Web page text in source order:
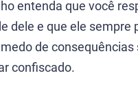
entenda que você
dele e que ele sempre
de consequências
confiscado.